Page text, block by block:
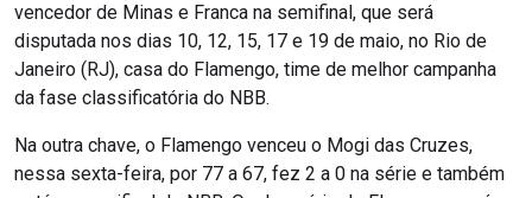
vencedor de Minas e Franca na semifinal, que será
disputada nos dias 10, 12, 15, 17 e 19 de maio, no Rio de
Janeiro (RJ), casa do Flamengo, time de melhor campanha
da fase classificatória do NBB.
Na outra chave, o Flamengo venceu o Mogi das Cruzes,
nessa sexta-feira, por 77 a 67, fez 2 a 0 na série e também